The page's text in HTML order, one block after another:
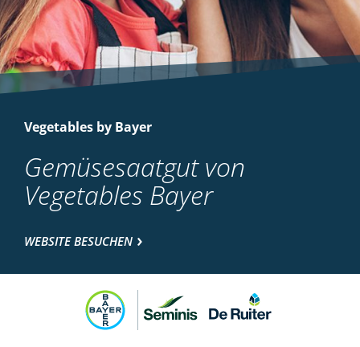
Vegetables by Bayer
Gemüsesaatgut von
Vegetables Bayer
WEBSITE BESUCHEN